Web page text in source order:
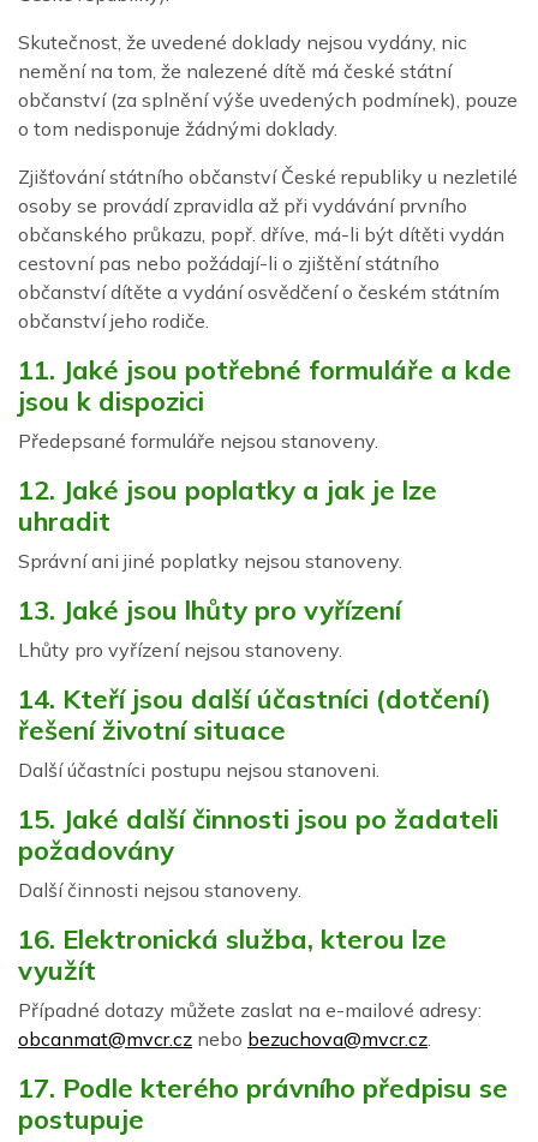
Skutečnost, že uvedené doklady nejsou vydány, nic
nemění na tom, že nalezené dítě má české státní
občanství (za splnění výše uvedených podmínek), pouze
o tom nedisponuje žádnými doklady.
Zjišťování státního občanství České republiky u nezletilé
osoby se provádí zpravidla až při vydávání prvního
občanského průkazu, popř. dříve, má-li být dítěti vydán
cestovní pas nebo požádají-li o zjištění státního
občanství dítěte a vydání osvědčení o českém státním
občanství jeho rodiče.
11. Jaké jsou potřebné formuláře a kde
jsou k dispozici
Předepsané formuláře nejsou stanoveny.
12. Jaké jsou poplatky a jak je lze
uhradit
Správní ani jiné poplatky nejsou stanoveny.
13. Jaké jsou lhůty pro vyřízení
Lhůty pro vyřízení nejsou stanoveny.
14. Kteří jsou další účastníci (dotčení)
řešení životní situace
Další účastníci postupu nejsou stanoveni.
15. Jaké další činnosti jsou po žadateli
požadovány
Další činnosti nejsou stanoveny.
16. Elektronická služba, kterou lze
využít
Případné dotazy můžete zaslat na e-mailové adresy:
obcanmat@mvcr.cz nebo bezuchova@mvcr.cz.
17. Podle kterého právního předpisu se
postupuje